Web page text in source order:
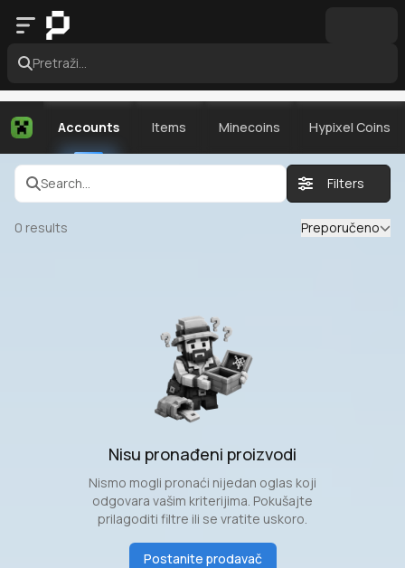
Pretraži...
Accounts Items Minecoins Hypixel Coins
Search... Filters
0 results Preporučeno
Nisu pronađeni proizvodi
Nismo mogli pronaći nijedan oglas koji
odgovara vašim kriterijima. Pokušajte
prilagoditi filtre ili se vratite uskoro.
Postanite prodavač